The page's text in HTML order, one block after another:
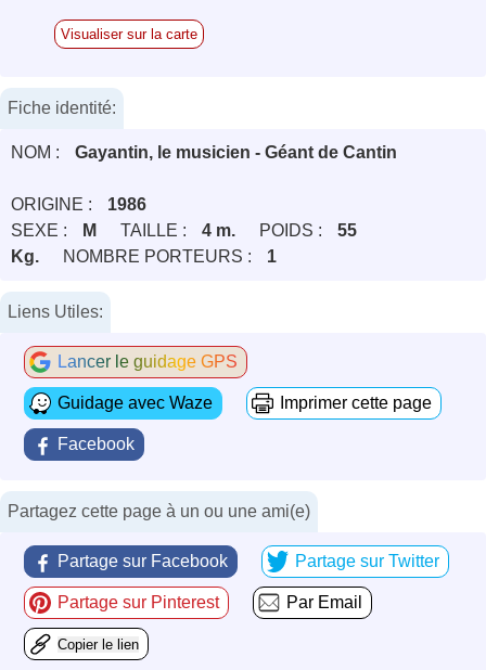
Visualiser sur la carte
Fiche identité:
NOM : Gayantin, le musicien - Géant de Cantin
ORIGINE :
1986
SEXE :
M TAILLE : 4 m. POIDS :
55
Kg.
NOMBRE PORTEURS : 1
Liens Utiles:
Lancer le guidage GPS
Guidage avec Waze Imprimer cette page
Facebook
Partagez cette page à un ou une ami(e)
Partage sur Facebook Partage sur Twitter
Partage sur Pinterest Par Email
Copier le lien